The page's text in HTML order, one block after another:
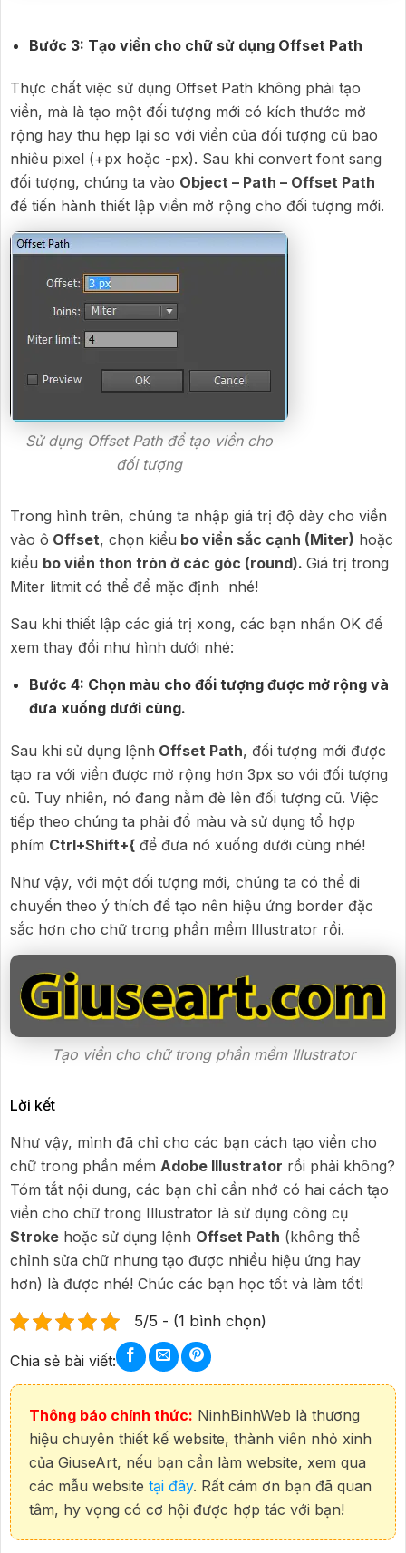
Bước 3: Tạo viền cho chữ sử dụng Offset Path
Thực chất việc sử dụng Offset Path không phải tạo
viền, mà là tạo một đối tượng mới có kích thước mở
rộng hay thu hẹp lại so với viền của đối tượng cũ bao
nhiêu pixel (+px hoặc -px). Sau khi convert font sang
đối tượng, chúng ta vào Object – Path – Offset Path
để tiến hành thiết lập viền mở rộng cho đối tượng mới.
Sử dụng Offset Path để tạo viền cho
đối tượng
Trong hình trên, chúng ta nhập giá trị độ dày cho viền
vào ô Offset, chọn kiểu bo viền sắc cạnh (Miter) hoặc
kiểu bo viền thon tròn ở các góc (round). Giá trị trong
Miter litmit có thể để mặc định nhé!
Sau khi thiết lập các giá trị xong, các bạn nhấn OK để
xem thay đổi như hình dưới nhé:
Bước 4: Chọn màu cho đối tượng được mở rộng và
đưa xuống dưới cùng.
Sau khi sử dụng lệnh Offset Path, đối tượng mới được
tạo ra với viền được mở rộng hơn 3px so với đối tượng
cũ. Tuy nhiên, nó đang nằm đè lên đối tượng cũ. Việc
tiếp theo chúng ta phải đổ màu và sử dụng tổ hợp
phím Ctrl+Shift+{ để đưa nó xuống dưới cùng nhé!
Như vậy, với một đối tượng mới, chúng ta có thể di
chuyển theo ý thích để tạo nên hiệu ứng border đặc
sắc hơn cho chữ trong phần mềm Illustrator rồi.
Tạo viền cho chữ trong phần mềm Illustrator
Lời kết
Như vậy, mình đã chỉ cho các bạn cách tạo viền cho
chữ trong phần mềm Adobe Illustrator rồi phải không?
Tóm tắt nội dung, các bạn chỉ cần nhớ có hai cách tạo
viền cho chữ trong Illustrator là sử dụng công cụ
Stroke hoặc sử dụng lệnh Offset Path (không thể
chỉnh sửa chữ nhưng tạo được nhiều hiệu ứng hay
hơn) là được nhé! Chúc các bạn học tốt và làm tốt!
5/5 - (1 bình chọn)
Chia sẻ bài viết:
Thông báo chính thức: NinhBinhWeb là thương
hiệu chuyên thiết kế website, thành viên nhỏ xinh
của GiuseArt, nếu bạn cần làm website, xem qua
các mẫu website tại đây. Rất cám ơn bạn đã quan
tâm, hy vọng có cơ hội được hợp tác với bạn!